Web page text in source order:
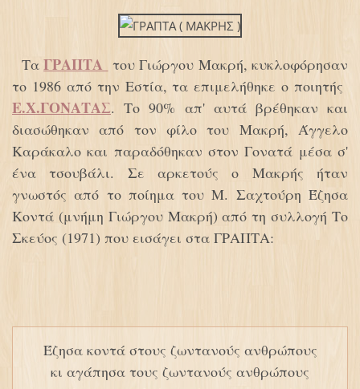
ΤαΓΡΑΠΤΑ του Γιώργου Μακρή, κυκλοφόρησαν
το 1986 από την Εστία, τα επιμελήθηκε ο ποιητής
Ε.Χ.ΓΟΝΑΤΑΣ. Το 90% απ' αυτά βρέθηκαν και
διασώθηκαν από τον φίλο του Μακρή, Άγγελο
Καράκαλο και παραδόθηκαν στον Γονατά μέσα σ'
ένα τσουβάλι. Σε αρκετούς ο Μακρής ήταν
γνωστός από το ποίημα του Μ. Σαχτούρη Έζησα
Κοντά (μνήμη Γιώργου Μακρή) από τη συλλογή Το
Σκεύος (1971) που εισάγει στα ΓΡΑΠΤΑ:
Έζησα κοντά στους ζωντανούς ανθρώπους
κι αγάπησα τους ζωντανούς ανθρώπους